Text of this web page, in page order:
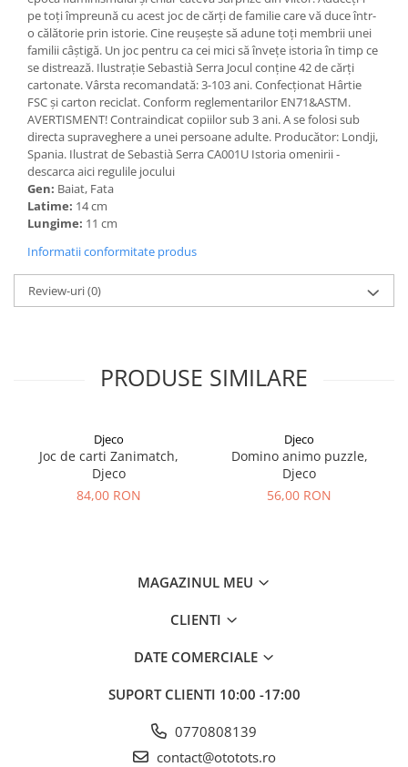
pe toți împreună cu acest joc de cărți de familie care vă duce într-
o călătorie prin istorie. Cine reușește să adune toți membrii unei
familii câștigă. Un joc pentru ca cei mici să învețe istoria în timp ce
se distrează. Ilustrație Sebastià Serra Jocul conţine 42 de cărţi
cartonate. Vârsta recomandată: 3-103 ani. Confecționat Hârtie
FSC și carton reciclat. Conform reglementarilor EN71&ASTM.
AVERTISMENT! Contraindicat copiilor sub 3 ani. A se folosi sub
directa supraveghere a unei persoane adulte. Producător: Londji,
Spania. Ilustrat de Sebastià Serra CA001U Istoria omenirii -
descarca aici regulile jocului
Gen: Baiat, Fata
Latime: 14 cm
Lungime: 11 cm
Informatii conformitate produs
Review-uri(0)
PRODUSE SIMILARE
Djeco
Joc de carti Zanimatch,
Djeco
84,00 RON
Djeco
Domino animo puzzle,
Djeco
56,00 RON
MAGAZINUL MEU
CLIENTI
DATE COMERCIALE
SUPORT CLIENTI 10:00 -17:00
0770808139
contact@ototots.ro